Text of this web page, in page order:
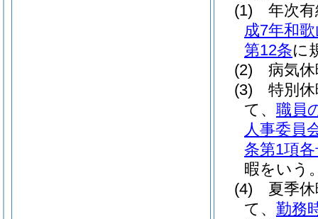
(1)
年次
成7年和
第12条に
(2)
病気
(3)
特別
て、 職員
人事委員
条第1項
暇をいう
(4)
夏季
て、 勤務